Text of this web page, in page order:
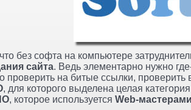
без софта на компьютере
сайта. Ведь элементарно нужно
проверить на битые ссылки, проверить
, для которого выделена целая
, которое используется Web-мастерами